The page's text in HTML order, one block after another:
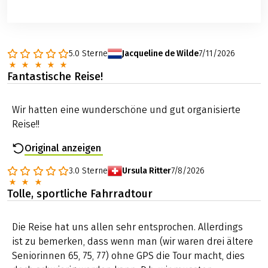
einige Flughäfen in der Nähe, von denen man dann
gut mit dem Zug weiterfahren kann: Hamburg
(HAM), Kopenhagen (CPH) und Billund (BLL).
Rund um das Zentrum von Sønderborg gibt es
mehrere kleine Parkplätze, auf denen kostenfrei
geparkt werden kann, zum Beispiel am Bahnhof, am
Schloss oder am Yachthafen. Parkplätze an den Hotels
gibt es je nach gebuchtem Hotel in geringer Anzahl,
kostenpflichtig, keine Reservierung möglich, zahlbar
vor Ort.
erhalten Sie mit Ihren Reiseunterlagen ca. 2 Wochen
vor Anreise.
Beschaffenheit der Radwege
5.0 Sterne Jacqueline de Wilde7/11/2026
Fantastische Reise!
Wir hatten eine wunderschöne und gut organisierte
Reise!!
Original anzeigen
3.0 Sterne Ursula Ritter7/8/2026
Tolle, sportliche Fahrradtour
Die Reise hat uns allen sehr entsprochen. Allerdings
ist zu bemerken, dass wenn man (wir waren drei ältere
Seniorinnen 65, 75, 77) ohne GPS die Tour macht, dies